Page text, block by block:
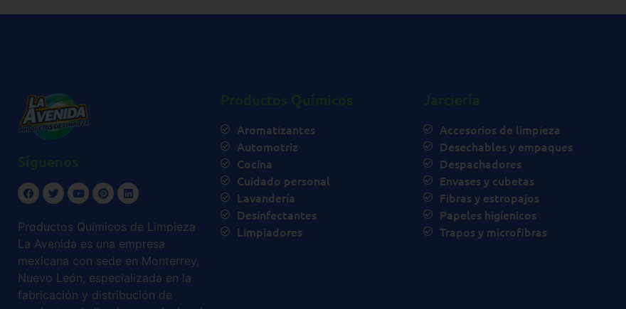
Productos Químicos de Limpieza
La Avenida es una empresa
mexicana con sede en Monterrey,
Nuevo León, especializada en la
fabricación y distribución de
Aromatizantes
Automotriz
Cocina
Cuidado personal
Lavandería
Desinfectantes
Limpiadores
Accesorios de limpieza
Desechables y empaques
Despachadores
Envases y cubetas
Fibras y estropajos
Papeles higíenicos
Trapos y microfibras